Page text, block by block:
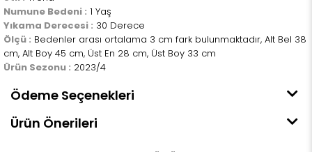
Numune Bedeni : 1 Yaş
Yıkama Derecesi : 30 Derece
Ölçü : Bedenler arası ortalama 3 cm fark bulunmaktadır, Alt Bel 38
cm, Alt Boy 45 cm, Üst En 28 cm, Üst Boy 33 cm
Ürün Sezonu : 2023/4
Ödeme Seçenekleri
Ürün Önerileri